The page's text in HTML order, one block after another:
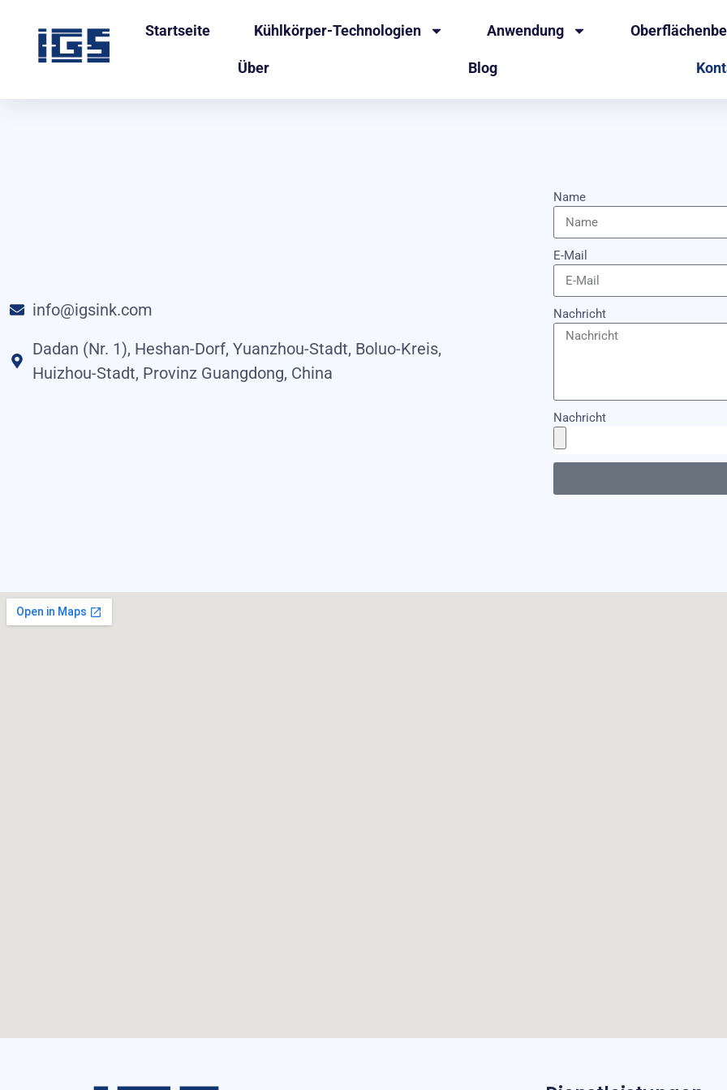
Startseite Kühlkörper-Technologien Anwendung
Über Blog
info@igsink.com
Dadan (Nr. 1), Heshan-Dorf, Yuanzhou-Stadt, Boluo-Kreis,
Huizhou-Stadt, Provinz Guangdong, China
Name
E-Mail
Nachricht
Nachricht